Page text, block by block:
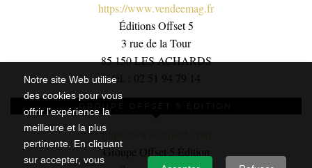
Notre site Web utilise
des cookies pour vous
offrir l’expérience la
meilleure et la plus
pertinente. En cliquant
sur accepter, vous
https://www.vendeemag.fr
Éditions Offset 5
3 rue de la Tour
85 150 LES ACHARDS
tél. : 02 51 94 79 14
GROUPE OFFSET 5 ÉDITION
https://www.offset5.com
Groupe Offset 5 Édition